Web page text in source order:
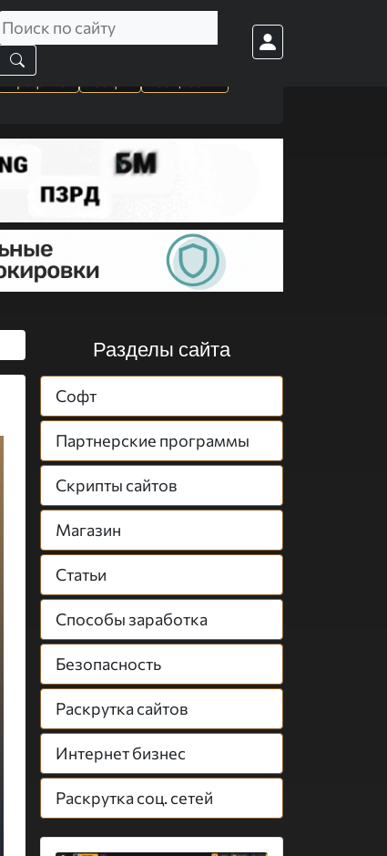
Графика
Разделы сайта
Софт
Партнерские программы
Скрипты сайтов
Магазин
Статьи
Способы заработка
Безопасность
Раскрутка сайтов
Интернет бизнес
Раскрутка соц. сетей